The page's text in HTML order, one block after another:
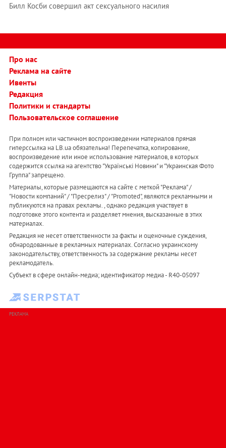
Билл Косби совершил акт сексуального насилия
Про нас
Реклама на сайте
Ивенты
Редакция
Политики и стандарты
Пользовательское соглашение
При полном или частичном воспроизведении материалов прямая
гиперссылка на LB.ua обязательна! Перепечатка, копирование,
воспроизведение или иное использование материалов, в которых
содержится ссылка на агентство "Українськi Новини" и "Украинская Фото
Группа" запрещено.
Материалы, которые размещаются на сайте с меткой "Реклама" /
"Новости компаний" / "Пресрелиз" / "Promoted", являются рекламными и
публикуются на правах рекламы. , однако редакция участвует в
подготовке этого контента и разделяет мнения, высказанные в этих
материалах.
Редакция не несет ответственности за факты и оценочные суждения,
обнародованные в рекламных материалах. Согласно украинскому
законодательству, ответственность за содержание рекламы несет
рекламодатель.
Субъект в сфере онлайн-медиа; идентификатор медиа - R40-05097
РЕКЛАМА